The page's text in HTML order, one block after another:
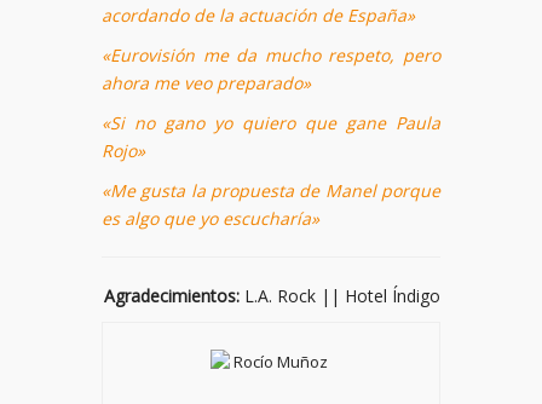
acordando de la actuación de España»
«Eurovisión me da mucho respeto, pero
ahora me veo preparado»
«Si no gano yo quiero que gane Paula
Rojo»
«Me gusta la propuesta de Manel porque
es algo que yo escucharía»
Agradecimientos: L.A. Rock || Hotel Índigo